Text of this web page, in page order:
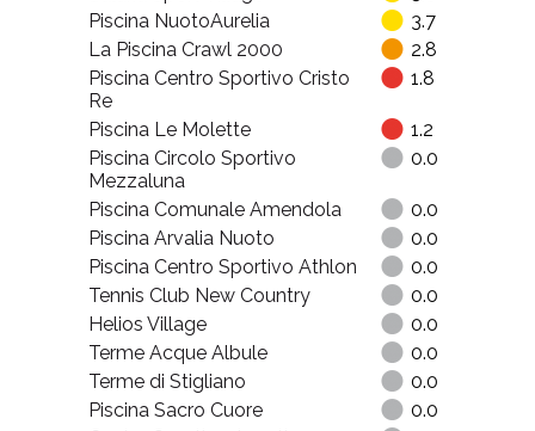
Piscina NuotoAurelia
3.7
La Piscina Crawl 2000
2.8
Piscina Centro Sportivo Cristo
Re
1.8
Piscina Le Molette
1.2
Piscina Circolo Sportivo
Mezzaluna
0.0
Piscina Comunale Amendola
0.0
Piscina Arvalia Nuoto
0.0
Piscina Centro Sportivo Athlon
0.0
Tennis Club New Country
0.0
Helios Village
0.0
Terme Acque Albule
0.0
Terme di Stigliano
0.0
Piscina Sacro Cuore
0.0